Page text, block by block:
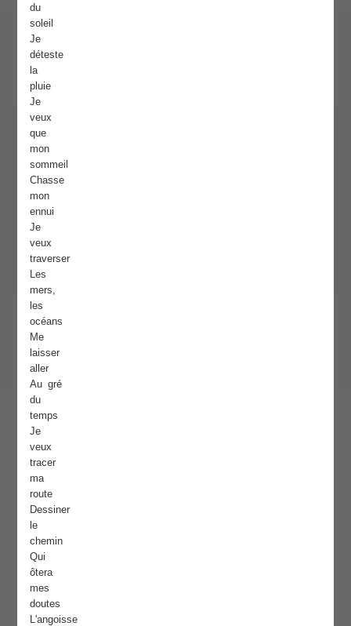
du
soleil
Je
déteste
la
pluie
Je
veux
que
mon
sommeil
Chasse
mon
ennui
Je
veux
traverser
Les
mers,
les
océans
Me
laisser
aller
Au gré
du
temps
Je
veux
tracer
ma
route
Dessiner
le
chemin
Qui
ôtera
mes
doutes
L'angoisse